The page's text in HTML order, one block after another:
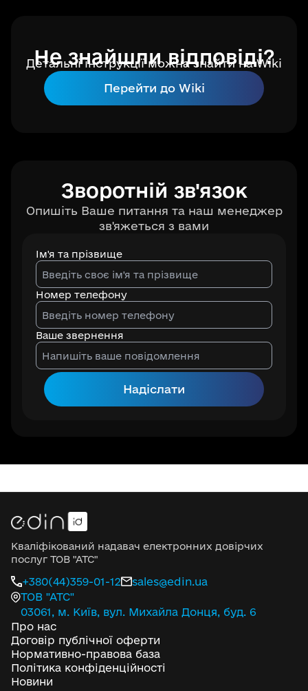
Не знайшли відповіді?
Детальні інструкції можна знайти на Wiki
Перейти до Wiki
Зворотній зв'язок
Опишіть Ваше питання та наш менеджер
зв'яжеться з вами
Ім'я та прізвище
Номер телефону
Ваше звернення
Надіслати
Кваліфікований надавач електронних довірчих
послуг ТОВ "АТС"
+380(44)359-01-12
sales@edin.ua
ТОВ "АТС"
03061, м. Київ, вул. Михайла Донця, буд. 6
Про нас
Договір публічної оферти
Нормативно-правова база
Політика конфіденційності
Новини